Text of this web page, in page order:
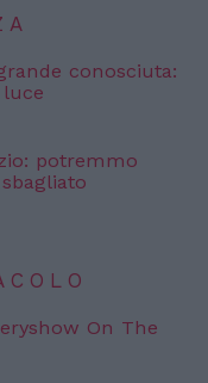
conosciuta:
potremmo
On The